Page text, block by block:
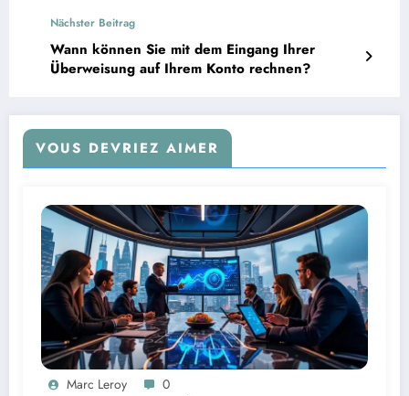
Nächster Beitrag
Wann können Sie mit dem Eingang Ihrer
Überweisung auf Ihrem Konto rechnen?
VOUS DEVRIEZ AIMER
Marc Leroy 0